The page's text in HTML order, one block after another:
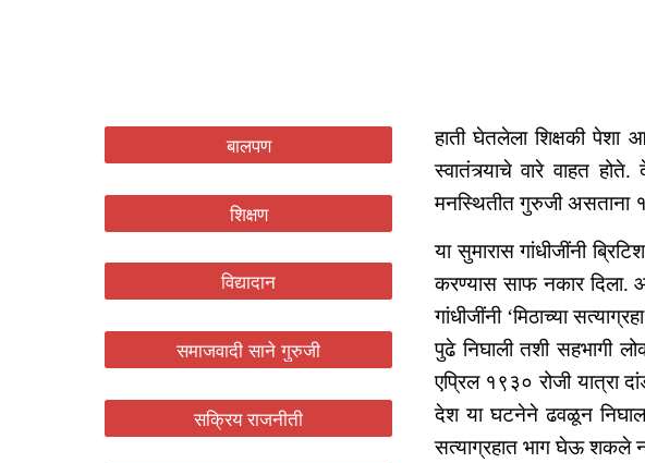
बालपण
शिक्षण
विद्यादान
समाजवादी साने गुरुजी
सक्रिय राजनीती
हाती घेतलेला शिक्षकी
स्वातंत्र्याचे वारे वाहत
मनस्थितीत गुरुजी असताना
या सुमारास गांधीजींनी
करण्यास साफ नकार दिला.
गांधीजींनी ‘मिठाच्या
पुढे निघाली तशी सहभागी
एप्रिल १९३० रोजी यात्रा
देश या घटनेने ढवळून
सत्याग्रहात भाग घेऊ शकले